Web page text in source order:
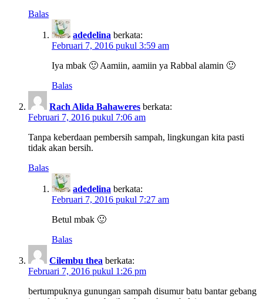
Balas
adedelina berkata:
Februari 7, 2016 pukul 3:59 am
Iya mbak 🙂 Aamiin, aamiin ya Rabbal alamin 🙂
Balas
Rach Alida Bahaweres berkata:
Februari 7, 2016 pukul 7:06 am
Tanpa keberdaan pembersih sampah, lingkungan kita pasti
tidak akan bersih.
Balas
adedelina berkata:
Februari 7, 2016 pukul 7:27 am
Betul mbak 🙂
Balas
Cilembu thea berkata:
Februari 7, 2016 pukul 1:26 pm
bertumpuknya gunungan sampah disumur batu bantar gebang